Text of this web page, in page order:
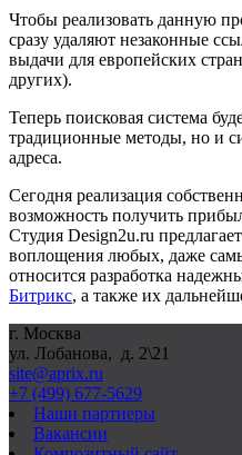
Чтобы реализовать данную
сразу удаляют незаконные
выдачи для европейских
других).
Теперь поисковая система
традиционные методы, но и
адреса.
Сегодня реализация
возможность получить
Студия Design2u.ru
воплощения любых, даже
относится разработка
Битрикс, а также их
г. Москва
ул. Лобанова, д. 2\21
site@aprix.ru
+7 (499) 677-5629
Наши партнеры
Вакансии